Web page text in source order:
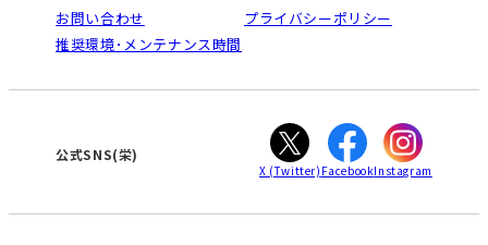
ご利用ガイド
オンライン講座受講の手順
WEBサイトのよくある質問
南大高
犬山
高蔵寺
大垣
津
お問い合わせ
プライバシーポリシー
推奨環境･メンテナンス時間
公式SNS(栄)
X (Twitter) FacebookInstagram